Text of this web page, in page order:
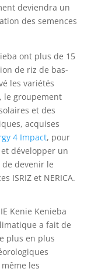
deviendra un
des semences
ont plus de 15
de riz de bas-
les variétés
le groupement
et des
acquises
4 Impact, pour
développer un
devenir le
ISRIZ et NERICA.
Kenie Kenieba
a fait de
plus en plus
les